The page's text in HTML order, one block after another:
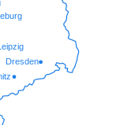
Dresden
Leipzig